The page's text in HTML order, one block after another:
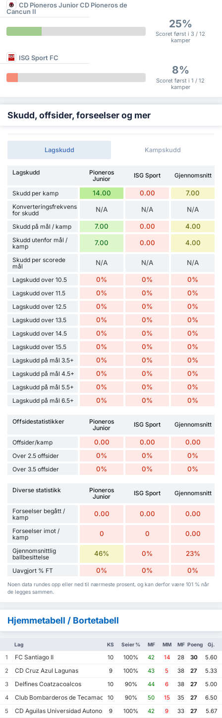
CD Pioneros Junior CD Pioneros de
Cancun II
25%
Scoret først i 3 / 12
kamper
ISG Sport FC
8%
Scoret først i 1 / 12
kamper
Skudd, offsider, forseelser og mer
Lagskudd Kampskudd
Lagskudd
Pioneros
Junior
ISG Sport Gjennomsnitt
Skudd per kamp 14.00 0.00 7.00
Konverteringsfrekvens
for skudd
N/A N/A N/A
Skudd på mål / kamp 7.00 0.00 4.00
Skudd utenfor mål /
kamp
7.00 0.00 4.00
Skudd per scorede
mål
N/A N/A N/A
Lagskudd over 10.5 0% 0% 0%
Lagskudd over 11.5 0% 0% 0%
Lagskudd over 12.5 0% 0% 0%
Lagskudd over 13.5 0% 0% 0%
Lagskudd over 14.5 0% 0% 0%
Lagskudd over 15.5 0% 0% 0%
Lagskudd på mål 3.5+ 0% 0% 0%
Lagskudd på mål 4.5+ 0% 0% 0%
Lagskudd på mål 5.5+ 0% 0% 0%
Lagskudd på mål 6.5+ 0% 0% 0%
Offsidestatistikker
Pioneros
Junior
ISG Sport Gjennomsnitt
Offsider/kamp 0.00 0.00 0.00
Over 2.5 offsider 0% 0% 0%
Over 3.5 offsider 0% 0% 0%
Diverse statistikk
Pioneros
Junior
ISG Sport Gjennomsnitt
Forseelser begått /
kamp
0.00 0.00 0.00
Forseelser imot /
kamp
0 0 0.00
Gjennomsnittlig
ballbesittelse
46% 0% 23%
Uavgjort % FT 0% 0% 0%
Noen data rundes opp eller ned til nærmeste prosent, og kan derfor være 101 % når
de legges sammen.
Hjemmetabell / Bortetabell
Lag KS Seier % MF MM MF Poeng Gj.
1 FC Santiago II 10 100% 42 14 28 30
5.60
2
CD Cruz Azul Lagunas 9 100% 43 5 38 27
5.33
3
Delfines Coatzacoalcos 10 90% 44 6 38 27
5.00
4
Club Bombarderos de Tecamac 10 90% 50 15 35 27
6.50
5
CD Aguilas Universidad Autonoma de Guerrero
9 100% 42 9 33 27 5.67